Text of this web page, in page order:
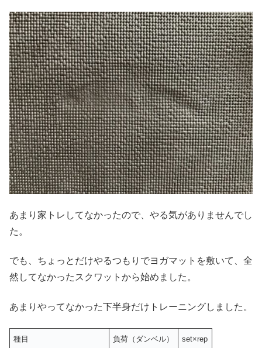
あまり家トレしてなかったので、やる気がありませんでし
た。
でも、ちょっとだけやるつもりでヨガマットを敷いて、全
然してなかったスクワットから始めました。
あまりやってなかった下半身だけトレーニングしました。
種目 負荷（ダンベル） set×rep